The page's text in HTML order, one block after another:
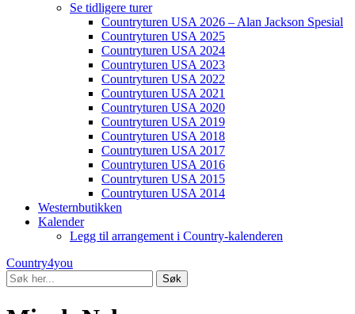
Se tidligere turer
Countryturen USA 2026 – Alan Jackson Spesial
Countryturen USA 2025
Countryturen USA 2024
Countryturen USA 2023
Countryturen USA 2022
Countryturen USA 2021
Countryturen USA 2020
Countryturen USA 2019
Countryturen USA 2018
Countryturen USA 2017
Countryturen USA 2016
Countryturen USA 2015
Countryturen USA 2014
Westernbutikken
Kalender
Legg til arrangement i Country-kalenderen
Country4you
Søk